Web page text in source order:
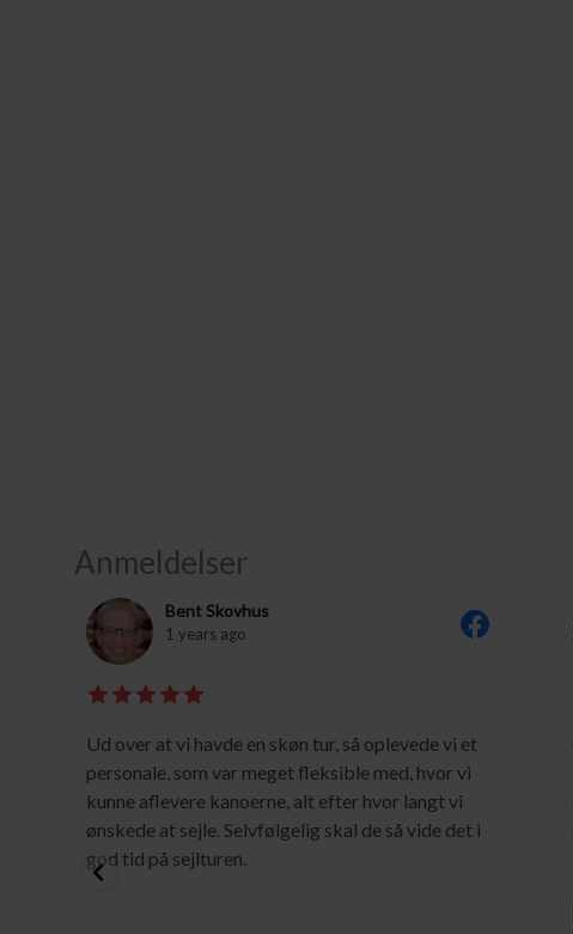
Anmeldelser
Bent Skovhus
1 years ago
Ud over at vi havde en skøn tur, så oplevede vi et
personale, som var meget fleksible med, hvor vi
kunne aflevere kanoerne, alt efter hvor langt vi
ønskede at sejle. Selvfølgelig skal de så vide det i
god tid på sejlturen.